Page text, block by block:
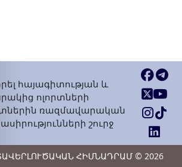
հայագիտության և
ոլորտների
ռազմավարական
շուրջ
ՀԻՄՆԱԴՐԱՄ © 2026